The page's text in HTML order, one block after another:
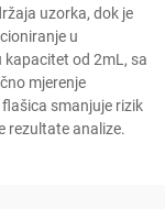
uzorka, dok je
u
od 2mL, sa
mjerenje
smanjuje rizik
rezultate analize.